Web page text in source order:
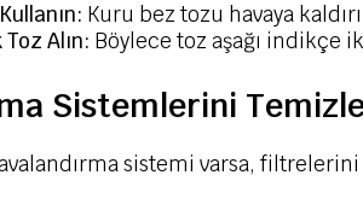
Kuru bez tozu havaya
Alın: Böylece toz aşağı indikçe
Sistemlerini
sistemi varsa,